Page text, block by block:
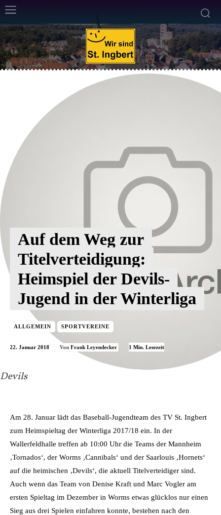
Devils
Auf dem Weg zur
Titelverteidigung:
Heimspiel der Devils-
Jugend in der Winterliga
ALLGEMEIN SPORTVEREINE
22. Januar 2018 Von Frank Leyendecker 1 Min. Lesezeit
Am 28. Januar lädt das Baseball-Jugendteam des TV St. Ingbert
zum Heimspieltag der Winterliga 2017/18 ein. In der
Wallerfeldhalle treffen ab 10:00 Uhr die Teams der Mannheim
‚Tornados‘, der Worms ‚Cannibals‘ und der Saarlouis ‚Hornets‘
auf die heimischen ‚Devils‘, die aktuell Titelverteidiger sind.
Auch wenn das Team von Denise Kraft und Marc Vogler am
ersten Spieltag im Dezember in Worms etwas glücklos nur einen
Sieg aus drei Spielen einfahren konnte, bestehen nach den